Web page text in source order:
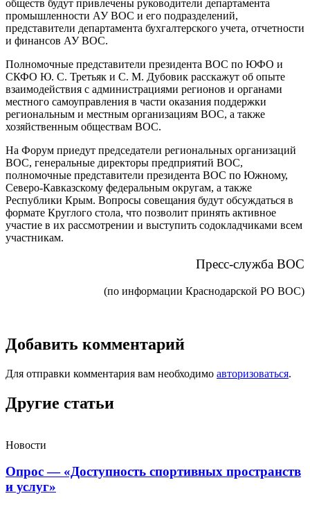
обществ будут привлечены руководители департамента
промышленности АУ ВОС и его подразделений,
представители департамента бухгалтерского учета, отчетности
и финансов АУ ВОС.
Полномочные представители президента ВОС по ЮФО и
СКФО Ю. С. Третьяк и С. М. Дубовик расскажут об опыте
взаимодействия с администрациями регионов и органами
местного самоуправления в части оказания поддержки
региональным и местным организациям ВОС, а также
хозяйственным обществам ВОС.
На Форум приедут председатели региональных организаций
ВОС, генеральные директоры предприятий ВОС,
полномочные представители президента ВОС по Южному,
Северо-Кавказскому федеральным округам, а также
Республики Крым. Вопросы совещания будут обсуждаться в
формате Круглого стола, что позволит принять активное
участие в их рассмотрении и выступить содокладчиками всем
участникам.
Пресс-служба ВОС
(по информации Краснодарской РО ВОС)
Добавить комментарий
Для отправки комментария вам необходимо авторизоваться.
Другие статьи
Новости
Опрос — «Доступность спортивных пространств
и услуг»